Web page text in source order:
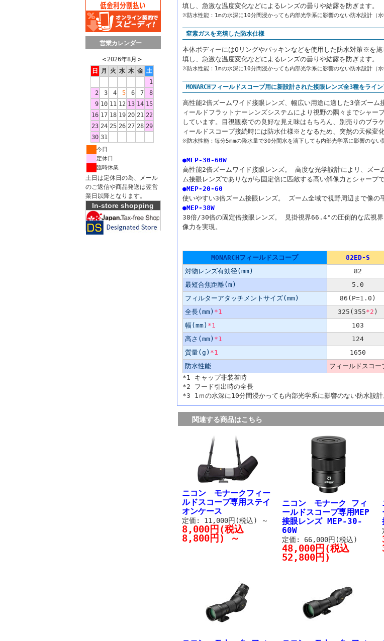
営業カレンダー
＜ 2026年8月 ＞
日
月 火 水 木 金 土
1
2
3 4 5 6 7
8
9 10 11 12 13 14 15
16 17 18 19 20 21 22
23 24 25 26 27 28 29
30 31
今日
定休日
臨時休業
土日は定休日の為、メール
のご返信や商品発送は翌営
業日以降となります。
In-store shopping
填し、急激な温度変化などによるレンズの曇りや結露を防ぎます。
※防水性能：1mの水深に10分間浸かっても内部光学系に影響のない防水設計（水
窒素ガスを充填した防水仕様
本体ボディーにはOリングやパッキンなどを使用した防水対策※を
填し、急激な温度変化などによるレンズの曇りや結露を防ぎます。
※防水性能：1mの水深に10分間浸かっても内部光学系に影響のない防水設計（水
MONARCHフィールドスコープ用に新設計された接眼レンズ全3種をライ
高性能2倍ズームワイド接眼レンズ、幅広い用途に適した3倍ズー
ィールドフラットナーレンズシステムにより視野の隅々までシャ
しています。目視観察での良好な見え味はもちろん、別売りのブ
ィールドスコープ接続時には防水仕様※となるため、突然の天候変化
※防水性能：毎分5mmの降水量で30分間水を滴下しても内部光学系に影響のない
●MEP-30-60W
高性能2倍ズームワイド接眼レンズ。 高度な光学設計によリ、ズ
ム接眼レンズでありながら固定倍に匹敵する高い解像力とシャープで
●MEP-20-60
使いやすい3倍ズーム接眼レンズ。 ズーム全域で視野周辺まで像の
●MEP-38W
38倍/30倍の固定倍接眼レンズ。 見掛視界66.4°の圧倒的な広視
像力を実現。
MONARCHフィールドスコープ 82ED-S
対物レンズ有効径(mm)
82
最短合焦距離(m)
5.0
フィルターアタッチメントサイズ(mm)
86(P=1.0)
全長(mm) *1 325(355*2 )
幅(mm) *1 103
高さ(mm) *1 124
質量(g) *1 1650
防水性能
フィールドスコ
*1 キャップ非装着時
*2 フード引出時の全長
*3 1ｍの水深に10分間浸かっても内部光学系に影響のない防水設
関連する商品はこちら
ニコン モナークフィー
ルドスコープ専用ステイ
オンケース
定価: 11,000円(税込) ～
8,000円(税込
8,800円)
～
ニコン モナーク フィ
ールドスコープ専用MEP
接眼レンズ MEP-30-
60W
定価: 66,000円(税込)
48,000円(税込
52,800円)